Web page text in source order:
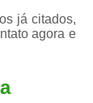
Limpeza
já citados,
agora e